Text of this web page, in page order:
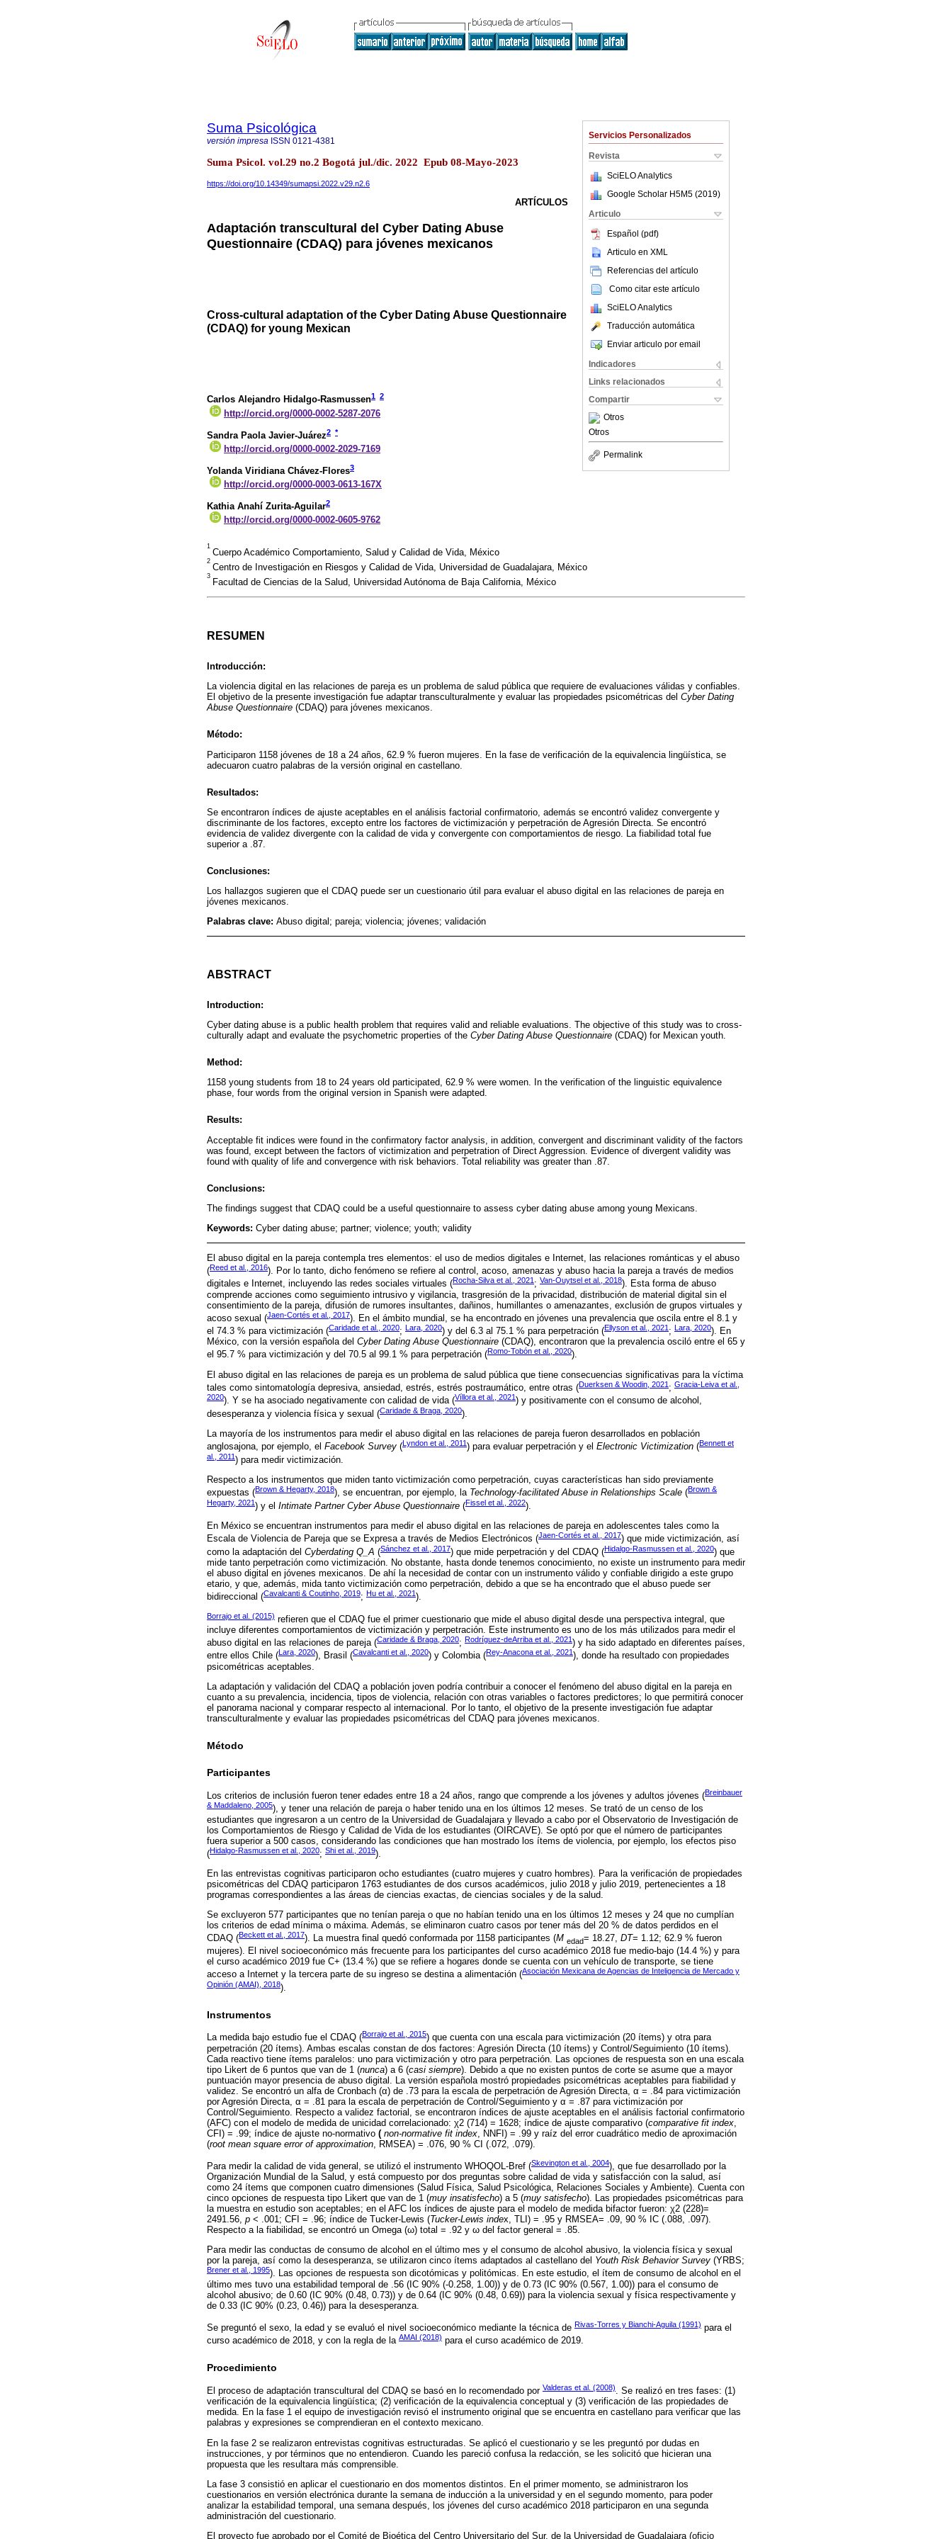
Servicios Personalizados
Revista
SciELO Analytics
Google Scholar H5M5 (2019)
Articulo
Español (pdf)
Articulo en XML
Referencias del artículo
Como citar este artículo
SciELO Analytics
Traducción automática
Enviar articulo por email
Indicadores
Links relacionados
Compartir
Otros
Otros
Permalink
Suma Psicológica
versión impresa ISSN 0121-4381
Suma Psicol. vol.29 no.2 Bogotá jul./dic. 2022 Epub 08-Mayo-2023
https://doi.org/10.14349/sumapsi.2022.v29.n2.6
ARTÍCULOS
Adaptación transcultural del Cyber Dating Abuse
Questionnaire (CDAQ) para jóvenes mexicanos
Cross-cultural adaptation of the Cyber Dating Abuse Questionnaire
(CDAQ) for young Mexican
Carlos Alejandro Hidalgo-Rasmussen1 2
http://orcid.org/0000-0002-5287-2076
Sandra Paola Javier-Juárez2 *
http://orcid.org/0000-0002-2029-7169
Yolanda Viridiana Chávez-Flores3
http://orcid.org/0000-0003-0613-167X
Kathia Anahí Zurita-Aguilar2
http://orcid.org/0000-0002-0605-9762
1
Cuerpo Académico Comportamiento, Salud y Calidad de Vida, México
2
Centro de Investigación en Riesgos y Calidad de Vida, Universidad de Guadalajara, México
3
Facultad de Ciencias de la Salud, Universidad Autónoma de Baja California, México
RESUMEN
Introducción:
La violencia digital en las relaciones de pareja es un problema de salud pública que requiere de evaluaciones válidas y confiables.
El objetivo de la presente investigación fue adaptar transculturalmente y evaluar las propiedades psicométricas del Cyber Dating
Abuse Questionnaire (CDAQ) para jóvenes mexicanos.
Método:
Participaron 1158 jóvenes de 18 a 24 años, 62.9 % fueron mujeres. En la fase de verificación de la equivalencia lingüística, se
adecuaron cuatro palabras de la versión original en castellano.
Resultados:
Se encontraron índices de ajuste aceptables en el análisis factorial confirmatorio, además se encontró validez convergente y
discriminante de los factores, excepto entre los factores de victimización y perpetración de Agresión Directa. Se encontró
evidencia de validez divergente con la calidad de vida y convergente con comportamientos de riesgo. La fiabilidad total fue
superior a .87.
Conclusiones:
Los hallazgos sugieren que el CDAQ puede ser un cuestionario útil para evaluar el abuso digital en las relaciones de pareja en
jóvenes mexicanos.
Palabras clave: Abuso digital; pareja; violencia; jóvenes; validación
ABSTRACT
Introduction:
Cyber dating abuse is a public health problem that requires valid and reliable evaluations. The objective of this study was to cross-
culturally adapt and evaluate the psychometric properties of the Cyber Dating Abuse Questionnaire (CDAQ) for Mexican youth.
Method:
1158 young students from 18 to 24 years old participated, 62.9 % were women. In the verification of the linguistic equivalence
phase, four words from the original version in Spanish were adapted.
Results:
Acceptable fit indices were found in the confirmatory factor analysis, in addition, convergent and discriminant validity of the factors
was found, except between the factors of victimization and perpetration of Direct Aggression. Evidence of divergent validity was
found with quality of life and convergence with risk behaviors. Total reliability was greater than .87.
Conclusions:
The findings suggest that CDAQ could be a useful questionnaire to assess cyber dating abuse among young Mexicans.
Keywords: Cyber dating abuse; partner; violence; youth; validity
El abuso digital en la pareja contempla tres elementos: el uso de medios digitales e Internet, las relaciones románticas y el abuso
(Reed et al., 2016). Por lo tanto, dicho fenómeno se refiere al control, acoso, amenazas y abuso hacia la pareja a través de medios
digitales e Internet, incluyendo las redes sociales virtuales (Rocha-Silva et al., 2021 ; Van-Ouytsel et al., 2018). Esta forma de abuso
comprende acciones como seguimiento intrusivo y vigilancia, trasgresión de la privacidad, distribución de material digital sin el
consentimiento de la pareja, difusión de rumores insultantes, dañinos, humillantes o amenazantes, exclusión de grupos virtuales y
acoso sexual (Jaen-Cortés et al., 2017). En el ámbito mundial, se ha encontrado en jóvenes una prevalencia que oscila entre el 8.1 y
el 74.3 % para victimización (Caridade et al., 2020; Lara, 2020) y del 6.3 al 75.1 % para perpetración (Ellyson et al., 2021 ; Lara, 2020). En
México, con la versión española del Cyber Dating Abuse Questionnaire (CDAQ), encontraron que la prevalencia osciló entre el 65 y
el 95.7 % para victimización y del 70.5 al 99.1 % para perpetración (Romo-Tobón et al., 2020).
El abuso digital en las relaciones de pareja es un problema de salud pública que tiene consecuencias significativas para la víctima
tales como sintomatología depresiva, ansiedad, estrés, estrés postraumático, entre otras (Duerksen & Woodin, 2021 ; Gracia-Leiva et al.,
2020). Y se ha asociado negativamente con calidad de vida (Víllora et al., 2021 ) y positivamente con el consumo de alcohol,
desesperanza y violencia física y sexual (Caridade & Braga, 2020).
La mayoría de los instrumentos para medir el abuso digital en las relaciones de pareja fueron desarrollados en población
anglosajona, por ejemplo, el Facebook Survey ( Lyndon et al., 2011 ) para evaluar perpetración y el Electronic Victimization (Bennett et
al., 2011) para medir victimización.
Respecto a los instrumentos que miden tanto victimización como perpetración, cuyas características han sido previamente
expuestas (Brown & Hegarty, 2018), se encuentran, por ejemplo, la Technology-facilitated Abuse in Relationships Scale (Brown &
Hegarty, 2021) y el Intimate Partner Cyber Abuse Questionnaire (Fissel et al., 2022).
En México se encuentran instrumentos para medir el abuso digital en las relaciones de pareja en adolescentes tales como la
Escala de Violencia de Pareja que se Expresa a través de Medios Electrónicos (Jaen-Cortés et al., 2017) que mide victimización, así
como la adaptación del Cyberdating Q_A (Sánchez et al., 2017) que mide perpetración y del CDAQ (Hidalgo-Rasmussen et al., 2020) que
mide tanto perpetración como victimización. No obstante, hasta donde tenemos conocimiento, no existe un instrumento para medir
el abuso digital en jóvenes mexicanos. De ahí la necesidad de contar con un instrumento válido y confiable dirigido a este grupo
etario, y que, además, mida tanto victimización como perpetración, debido a que se ha encontrado que el abuso puede ser
bidireccional (Cavalcanti & Coutinho, 2019; Hu et al., 2021).
Borrajo et al. (2015) refieren que el CDAQ fue el primer cuestionario que mide el abuso digital desde una perspectiva integral, que
incluye diferentes comportamientos de victimización y perpetración. Este instrumento es uno de los más utilizados para medir el
abuso digital en las relaciones de pareja (Caridade & Braga, 2020; Rodríguez-deArriba et al., 2021) y ha sido adaptado en diferentes países,
entre ellos Chile ( Lara, 2020), Brasil (Cavalcanti et al., 2020) y Colombia (Rey-Anacona et al., 2021 ), donde ha resultado con propiedades
psicométricas aceptables.
La adaptación y validación del CDAQ a población joven podría contribuir a conocer el fenómeno del abuso digital en la pareja en
cuanto a su prevalencia, incidencia, tipos de violencia, relación con otras variables o factores predictores; lo que permitirá conocer
el panorama nacional y comparar respecto al internacional. Por lo tanto, el objetivo de la presente investigación fue adaptar
transculturalmente y evaluar las propiedades psicométricas del CDAQ para jóvenes mexicanos.
Método
Participantes
Los criterios de inclusión fueron tener edades entre 18 a 24 años, rango que comprende a los jóvenes y adultos jóvenes (Breinbauer
& Maddaleno, 2005), y tener una relación de pareja o haber tenido una en los últimos 12 meses. Se trató de un censo de los
estudiantes que ingresaron a un centro de la Universidad de Guadalajara y llevado a cabo por el Observatorio de Investigación de
los Comportamientos de Riesgo y Calidad de Vida de los estudiantes (OIRCAVE). Se optó por que el número de participantes
fuera superior a 500 casos, considerando las condiciones que han mostrado los ítems de violencia, por ejemplo, los efectos piso
(Hidalgo-Rasmussen et al., 2020; Shi et al., 2019).
En las entrevistas cognitivas participaron ocho estudiantes (cuatro mujeres y cuatro hombres). Para la verificación de propiedades
psicométricas del CDAQ participaron 1763 estudiantes de dos cursos académicos, julio 2018 y julio 2019, pertenecientes a 18
programas correspondientes a las áreas de ciencias exactas, de ciencias sociales y de la salud.
Se excluyeron 577 participantes que no tenían pareja o que no habían tenido una en los últimos 12 meses y 24 que no cumplían
los criterios de edad mínima o máxima. Además, se eliminaron cuatro casos por tener más del 20 % de datos perdidos en el
CDAQ (Beckett et al., 2017). La muestra final quedó conformada por 1158 participantes (M edad= 18.27, DT= 1.12; 62.9 % fueron
mujeres). El nivel socioeconómico más frecuente para los participantes del curso académico 2018 fue medio-bajo (14.4 %) y para
el curso académico 2019 fue C+ (13.4 %) que se refiere a hogares donde se cuenta con un vehículo de transporte, se tiene
acceso a Internet y la tercera parte de su ingreso se destina a alimentación (Asociación Mexicana de Agencias de Inteligencia de Mercado y
Opinión (AMAI), 2018).
Instrumentos
La medida bajo estudio fue el CDAQ (Borrajo et al., 2015) que cuenta con una escala para victimización (20 ítems) y otra para
perpetración (20 ítems). Ambas escalas constan de dos factores: Agresión Directa (10 ítems) y Control/Seguimiento (10 ítems).
Cada reactivo tiene ítems paralelos: uno para victimización y otro para perpetración. Las opciones de respuesta son en una escala
tipo Likert de 6 puntos que van de 1 (nunca) a 6 (casi siempre). Debido a que no existen puntos de corte se asume que a mayor
puntuación mayor presencia de abuso digital. La versión española mostró propiedades psicométricas aceptables para fiabilidad y
validez. Se encontró un alfa de Cronbach (α) de .73 para la escala de perpetración de Agresión Directa, α = .84 para victimización
por Agresión Directa, α = .81 para la escala de perpetración de Control/Seguimiento y α = .87 para victimización por
Control/Seguimiento. Respecto a validez factorial, se encontraron índices de ajuste aceptables en el análisis factorial confirmatorio
(AFC) con el modelo de medida de unicidad correlacionado: χ2 (714) = 1628; índice de ajuste comparativo (comparative fit index
CFI) = .99; índice de ajuste no-normativo ( non-normative fit index , NNFI) = .99 y raíz del error cuadrático medio de aproximación
(root mean square error of approximation , RMSEA) = .076, 90 % CI (.072, .079).
Para medir la calidad de vida general, se utilizó el instrumento WHOQOL-Bref (Skevington et al., 2004), que fue desarrollado por la
Organización Mundial de la Salud, y está compuesto por dos preguntas sobre calidad de vida y satisfacción con la salud, así
como 24 ítems que componen cuatro dimensiones (Salud Física, Salud Psicológica, Relaciones Sociales y Ambiente). Cuenta con
cinco opciones de respuesta tipo Likert que van de 1 (muy insatisfecho) a 5 (muy satisfecho). Las propiedades psicométricas para
la muestra en estudio son aceptables; en el AFC los índices de ajuste para el modelo de medida bifactor fueron: χ2 (228)=
2491.56, p < .001; CFI = .96; índice de Tucker-Lewis (Tucker-Lewis index, TLI) = .95 y RMSEA= .09, 90 % IC (.088, .097).
Respecto a la fiabilidad, se encontró un Omega (ω) total = .92 y ω del factor general = .85.
Para medir las conductas de consumo de alcohol en el último mes y el consumo de alcohol abusivo, la violencia física y sexual
por la pareja, así como la desesperanza, se utilizaron cinco ítems adaptados al castellano del Youth Risk Behavior Survey (YRBS;
Brener et al., 1995). Las opciones de respuesta son dicotómicas y politómicas. En este estudio, el ítem de consumo de alcohol en el
último mes tuvo una estabilidad temporal de .56 (IC 90% (-0.258, 1.00)) y de 0.73 (IC 90% (0.567, 1.00)) para el consumo de
alcohol abusivo; de 0.60 (IC 90% (0.48, 0.73)) y de 0.64 (IC 90% (0.48, 0.69)) para la violencia sexual y física respectivamente y
de 0.33 (IC 90% (0.23, 0.46)) para la desesperanza.
Se preguntó el sexo, la edad y se evaluó el nivel socioeconómico mediante la técnica de Rivas-Torres y Bianchi-Aguila (1991) para el
curso académico de 2018, y con la regla de la AMAI (2018) para el curso académico de 2019.
Procedimiento
El proceso de adaptación transcultural del CDAQ se basó en lo recomendado por Valderas et al. (2008). Se realizó en tres fases: (1)
verificación de la equivalencia lingüística; (2) verificación de la equivalencia conceptual y (3) verificación de las propiedades de
medida. En la fase 1 el equipo de investigación revisó el instrumento original que se encuentra en castellano para verificar que las
palabras y expresiones se comprendieran en el contexto mexicano.
En la fase 2 se realizaron entrevistas cognitivas estructuradas. Se aplicó el cuestionario y se les preguntó por dudas en
instrucciones, y por términos que no entendieron. Cuando les pareció confusa la redacción, se les solicitó que hicieran una
propuesta que les resultara más comprensible.
La fase 3 consistió en aplicar el cuestionario en dos momentos distintos. En el primer momento, se administraron los
cuestionarios en versión electrónica durante la semana de inducción a la universidad y en el segundo momento, para poder
analizar la estabilidad temporal, una semana después, los jóvenes del curso académico 2018 participaron en una segunda
administración del cuestionario.
El proyecto fue aprobado por el Comité de Bioética del Centro Universitario del Sur, de la Universidad de Guadalajara (oficio